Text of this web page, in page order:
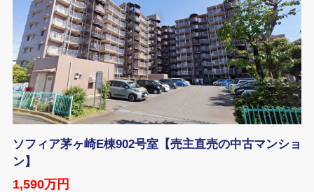
ソフィア茅ヶ崎E棟902号室【売主直売の中古マンショ
ン】
1,590万円